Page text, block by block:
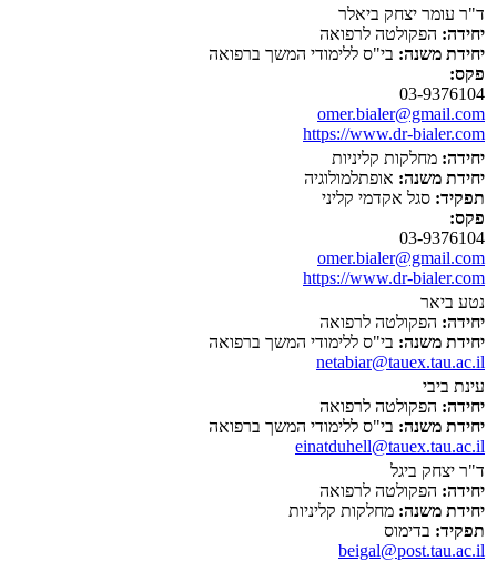
ד"ר עומר יצחק ביאלר
יחידה: הפקולטה לרפואה
יחידת משנה: בי"ס ללימודי המשך ברפואה
פקס:
03-9376104
omer.bialer@gmail.com
https://www.dr-bialer.com
יחידה: מחלקות קליניות
יחידת משנה: אופתלמולוגיה
תפקיד: סגל אקדמי קליני
פקס:
03-9376104
omer.bialer@gmail.com
https://www.dr-bialer.com
נטע ביאר
יחידה: הפקולטה לרפואה
יחידת משנה: בי"ס ללימודי המשך ברפואה
netabiar@tauex.tau.ac.il
עינת ביבי
יחידה: הפקולטה לרפואה
יחידת משנה: בי"ס ללימודי המשך ברפואה
einatduhell@tauex.tau.ac.il
ד"ר יצחק ביגל
יחידה: הפקולטה לרפואה
יחידת משנה: מחלקות קליניות
תפקיד: בדימוס
beigal@post.tau.ac.il